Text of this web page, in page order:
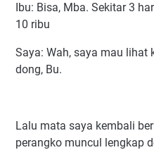
Ibu: Bisa, Mba. Sekitar 3
10 ribu
Saya: Wah, saya mau lihat
dong, Bu.
Lalu mata saya kembali
perangko muncul lengkap